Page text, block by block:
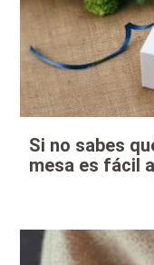
Si no sabes
mesa es fácil